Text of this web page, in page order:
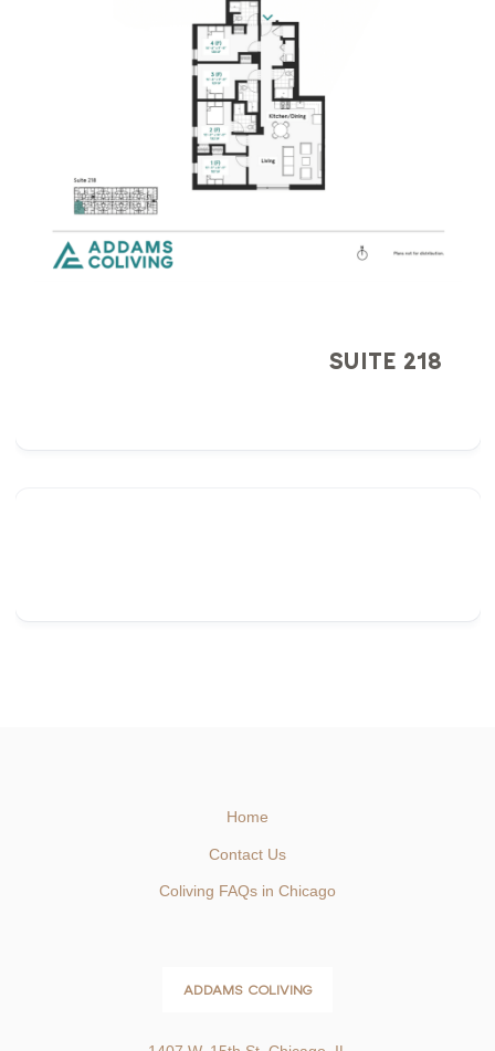
SUITE 218
Home
Contact Us
Coliving FAQs in Chicago
ADDAMS COLIVING